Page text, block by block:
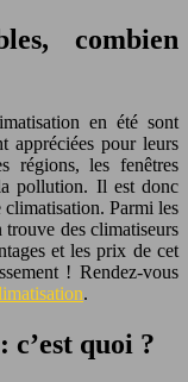
combien
en été sont
appréciées pour leurs
régions, les fenêtres
pollution. Il est donc
climatisation. Parmi les
trouve des climatiseurs
et les prix de cet
! Rendez-vous
.
quoi ?